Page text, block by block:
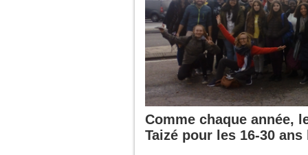
Comme chaque année,
Taizé pour les 16-30